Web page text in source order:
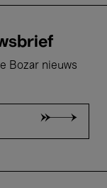
Bozar nieuws